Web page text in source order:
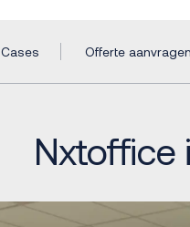
Cases Offerte aanvragen
Nxtoffice